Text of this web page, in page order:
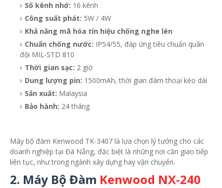
Số kênh nhớ: 16 kênh
Công suất phát: 5W / 4W
Khả năng mã hóa tín hiệu chống nghe lén
Chuẩn chống nước: IP54/55, đáp ứng tiêu chuẩn quân
đội MIL-STD 810
Thời gian sạc: 2 giờ
Dung lượng pin: 1500mAh, thời gian đàm thoại kéo dài
Sản xuất: Malaysia
Bảo hành: 24 tháng
Máy bộ đàm Kenwood TK-3407 là lựa chọn lý tưởng cho các
doanh nghiệp tại Đà Nẵng, đặc biệt là những nơi cần giao tiếp
liên tục, như trong ngành xây dựng hay vận chuyển.
2. Máy Bộ Đàm Kenwood NX-240